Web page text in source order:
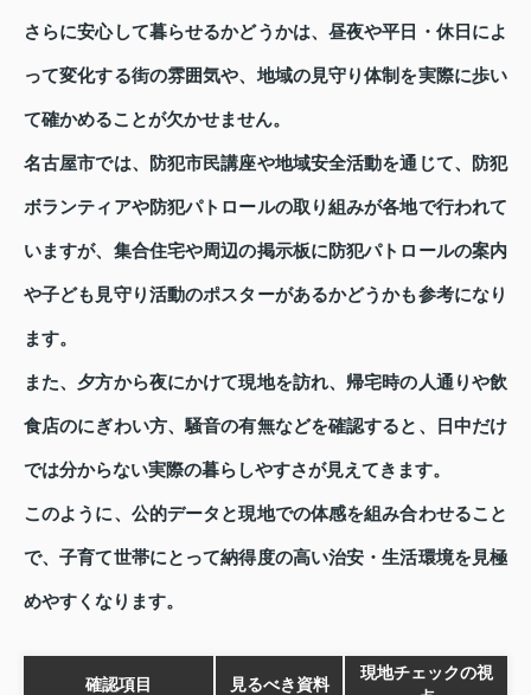
さらに安心して暮らせるかどうかは、昼夜や平日・休日によ
って変化する街の雰囲気や、地域の見守り体制を実際に歩い
て確かめることが欠かせません。
名古屋市では、防犯市民講座や地域安全活動を通じて、防犯
ボランティアや防犯パトロールの取り組みが各地で行われて
いますが、集合住宅や周辺の掲示板に防犯パトロールの案内
や子ども見守り活動のポスターがあるかどうかも参考になり
ます。
また、夕方から夜にかけて現地を訪れ、帰宅時の人通りや飲
食店のにぎわい方、騒音の有無などを確認すると、日中だけ
では分からない実際の暮らしやすさが見えてきます。
このように、公的データと現地での体感を組み合わせること
で、子育て世帯にとって納得度の高い治安・生活環境を見極
めやすくなります。
確認項目 見るべき資料
現地チェックの視